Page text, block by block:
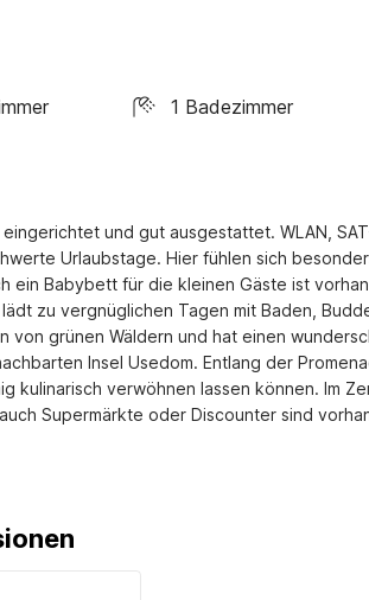
1 Badezimmer
und gut ausgestattet. WLAN,
Urlaubstage. Hier fühlen sich
ein Babybett für die kleinen Gäste ist
zu vergnüglichen Tagen mit Baden,
Insel Usedom. Entlang der
kulinarisch verwöhnen lassen können. Im
Supermärkte oder Discounter sind